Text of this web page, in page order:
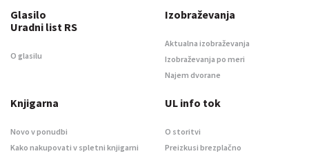
Glasilo
Uradni list RS
O glasilu
Izobraževanja
Aktualna izobraževanja
Izobraževanja po meri
Najem dvorane
Knjigarna
Novo v ponudbi
Kako nakupovati v spletni knjigarni
UL info tok
O storitvi
Preizkusi brezplačno